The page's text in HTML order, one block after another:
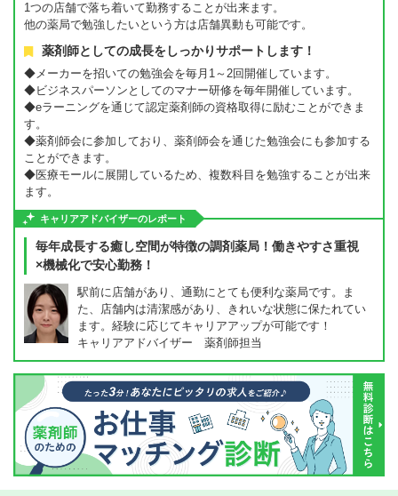
1つの店舗で落ち着いて勤務することが出来ます。
他の薬局で勉強したいという方は店舗異動も可能です。
薬剤師としての成長をしっかりサポートします！
◆メーカーを招いての勉強会を毎月1～2回開催しています。
◆ビジネスパーソンとしてのマナー研修を毎年開催しています。
◆eラーニングを通じて認定薬剤師の資格取得に励むことができま
す。
◆薬剤師会に参加しており、薬剤師会を通じた勉強会にも参加する
ことができます。
◆医療モールに展開しているため、複数科目を勉強することが出来
ます。
キャリアアドバイザーのレポート
毎年成長する癒し空間が特徴の調剤薬局！働きやすさ重視
×機械化で安心勤務！
駅前に店舗があり、通勤にとても便利な薬局です。ま
た、店舗内は清潔感があり、きれいな状態に保たれてい
ます。経験に応じてキャリアアップが可能です！
キャリアアドバイザー 薬剤師担当